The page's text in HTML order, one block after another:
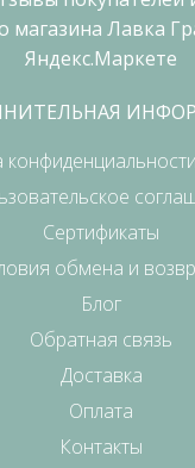
Сертификаты
обмена и
Блог
Обратная связь
Доставка
Оплата
Контакты